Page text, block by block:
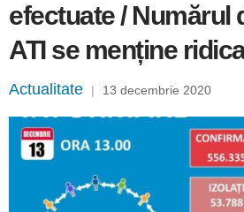
efectuate / Numărul
ATI se menține
Actualitate | 13 decembrie 2020